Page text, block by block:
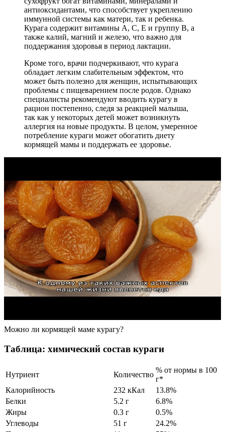
антиоксидантами, что способствует укреплению
иммунной системы как матери, так и ребенка.
Курага содержит витамины A, C, E и группу B, а
также калий, магний и железо, что важно для
поддержания здоровья в период лактации.
Кроме того, врачи подчеркивают, что курага
обладает легким слабительным эффектом, что
может быть полезно для женщин, испытывающих
проблемы с пищеварением после родов. Однако
специалисты рекомендуют вводить курагу в
рацион постепенно, следя за реакцией малыша,
так как у некоторых детей может возникнуть
аллергия на новые продукты. В целом, умеренное
потребление кураги может обогатить диету
кормящей мамы и поддержать ее здоровье.
Можно ли кормящей маме курагу?
Таблица: химический состав кураги
Нутриент Количество
% от нормы в 100
г*
Калорийность
232 кКал
13.8%
Белки
5.2 г
6.8%
Жиры
0.3 г
0.5%
Углеводы
51 г
24.2%